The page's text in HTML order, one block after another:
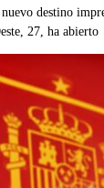
destino
27, ha abierto